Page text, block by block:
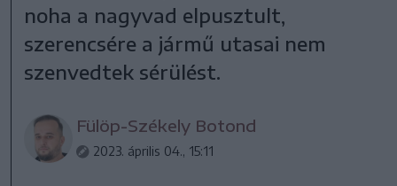
noha a nagyvad elpusztult,
szerencsére a jármű utasai nem
szenvedtek sérülést.
Fülöp-Székely Botond
2023. április 04., 15:11